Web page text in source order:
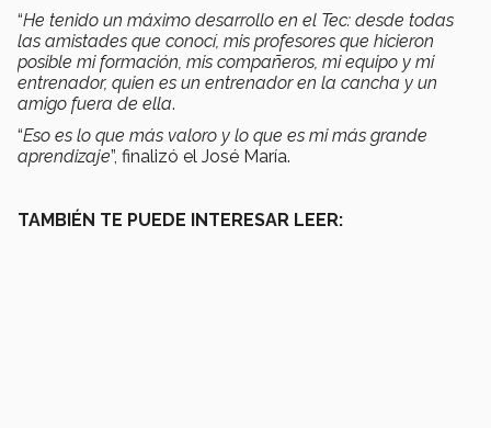
“He tenido un máximo desarrollo en el Tec: desde todas
las amistades que conocí, mis profesores que hicieron
posible mi formación, mis compañeros, mi equipo y mi
entrenador, quien es un entrenador en la cancha y un
amigo fuera de ella.
“Eso es lo que más valoro y lo que es mi más grande
aprendizaje”, finalizó el José María.
TAMBIÉN TE PUEDE INTERESAR LEER: